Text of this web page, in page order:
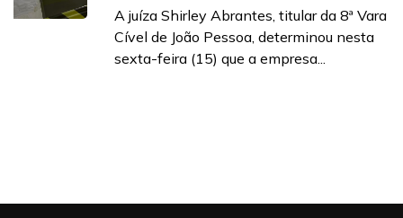
A juíza Shirley Abrantes, titular da 8ª Vara
Cível de João Pessoa, determinou nesta
sexta-feira (15) que a empresa...